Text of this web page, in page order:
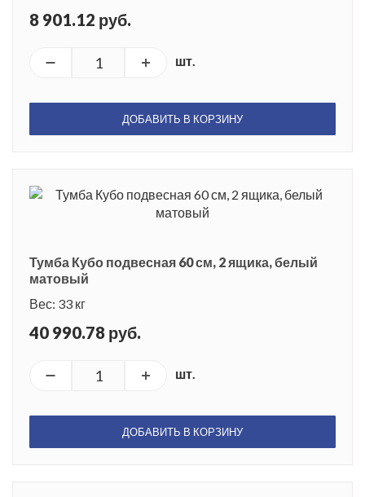
8 901.12 руб.
шт.
ДОБАВИТЬ В КОРЗИНУ
Тумба Кубо подвесная 60 см, 2 ящика, белый
матовый
Вес: 33 кг
40 990.78 руб.
шт.
ДОБАВИТЬ В КОРЗИНУ